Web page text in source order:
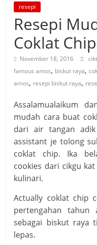
resepi
Resepi
Coklat
November 18, 2016
famous amos, biskut raya,
amos, resepi biskut raya,
Assalamualaikum
mudah cara buat
dari air tangan
assistant je tolong
coklat chip. Ika
cookies dari cikgu
kulinari.
Actually coklat chip
pertengahan
sebagai biskut raya
lepas.